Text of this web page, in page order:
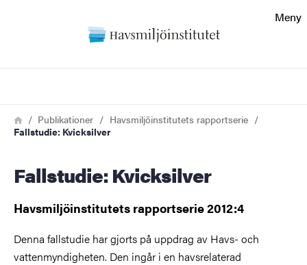
Om webbplatsen
Meny
Länkstig
HemPublikationer
Havsmiljöinstitutets rapportserie
Fallstudie: Kvicksilver
Fallstudie: Kvicksilver
Havsmiljöinstitutets rapportserie 2012:4
Denna fallstudie har gjorts på uppdrag av Havs- och
vattenmyndigheten. Den ingår i en havsrelaterad